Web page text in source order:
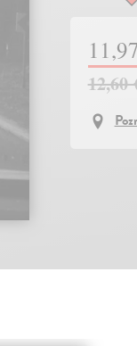
12,60